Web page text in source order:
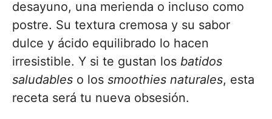
desayuno, una merienda o incluso como
postre. Su textura cremosa y su sabor
dulce y ácido equilibrado lo hacen
irresistible. Y si te gustan los batidos
saludables o los smoothies naturales, esta
receta será tu nueva obsesión.